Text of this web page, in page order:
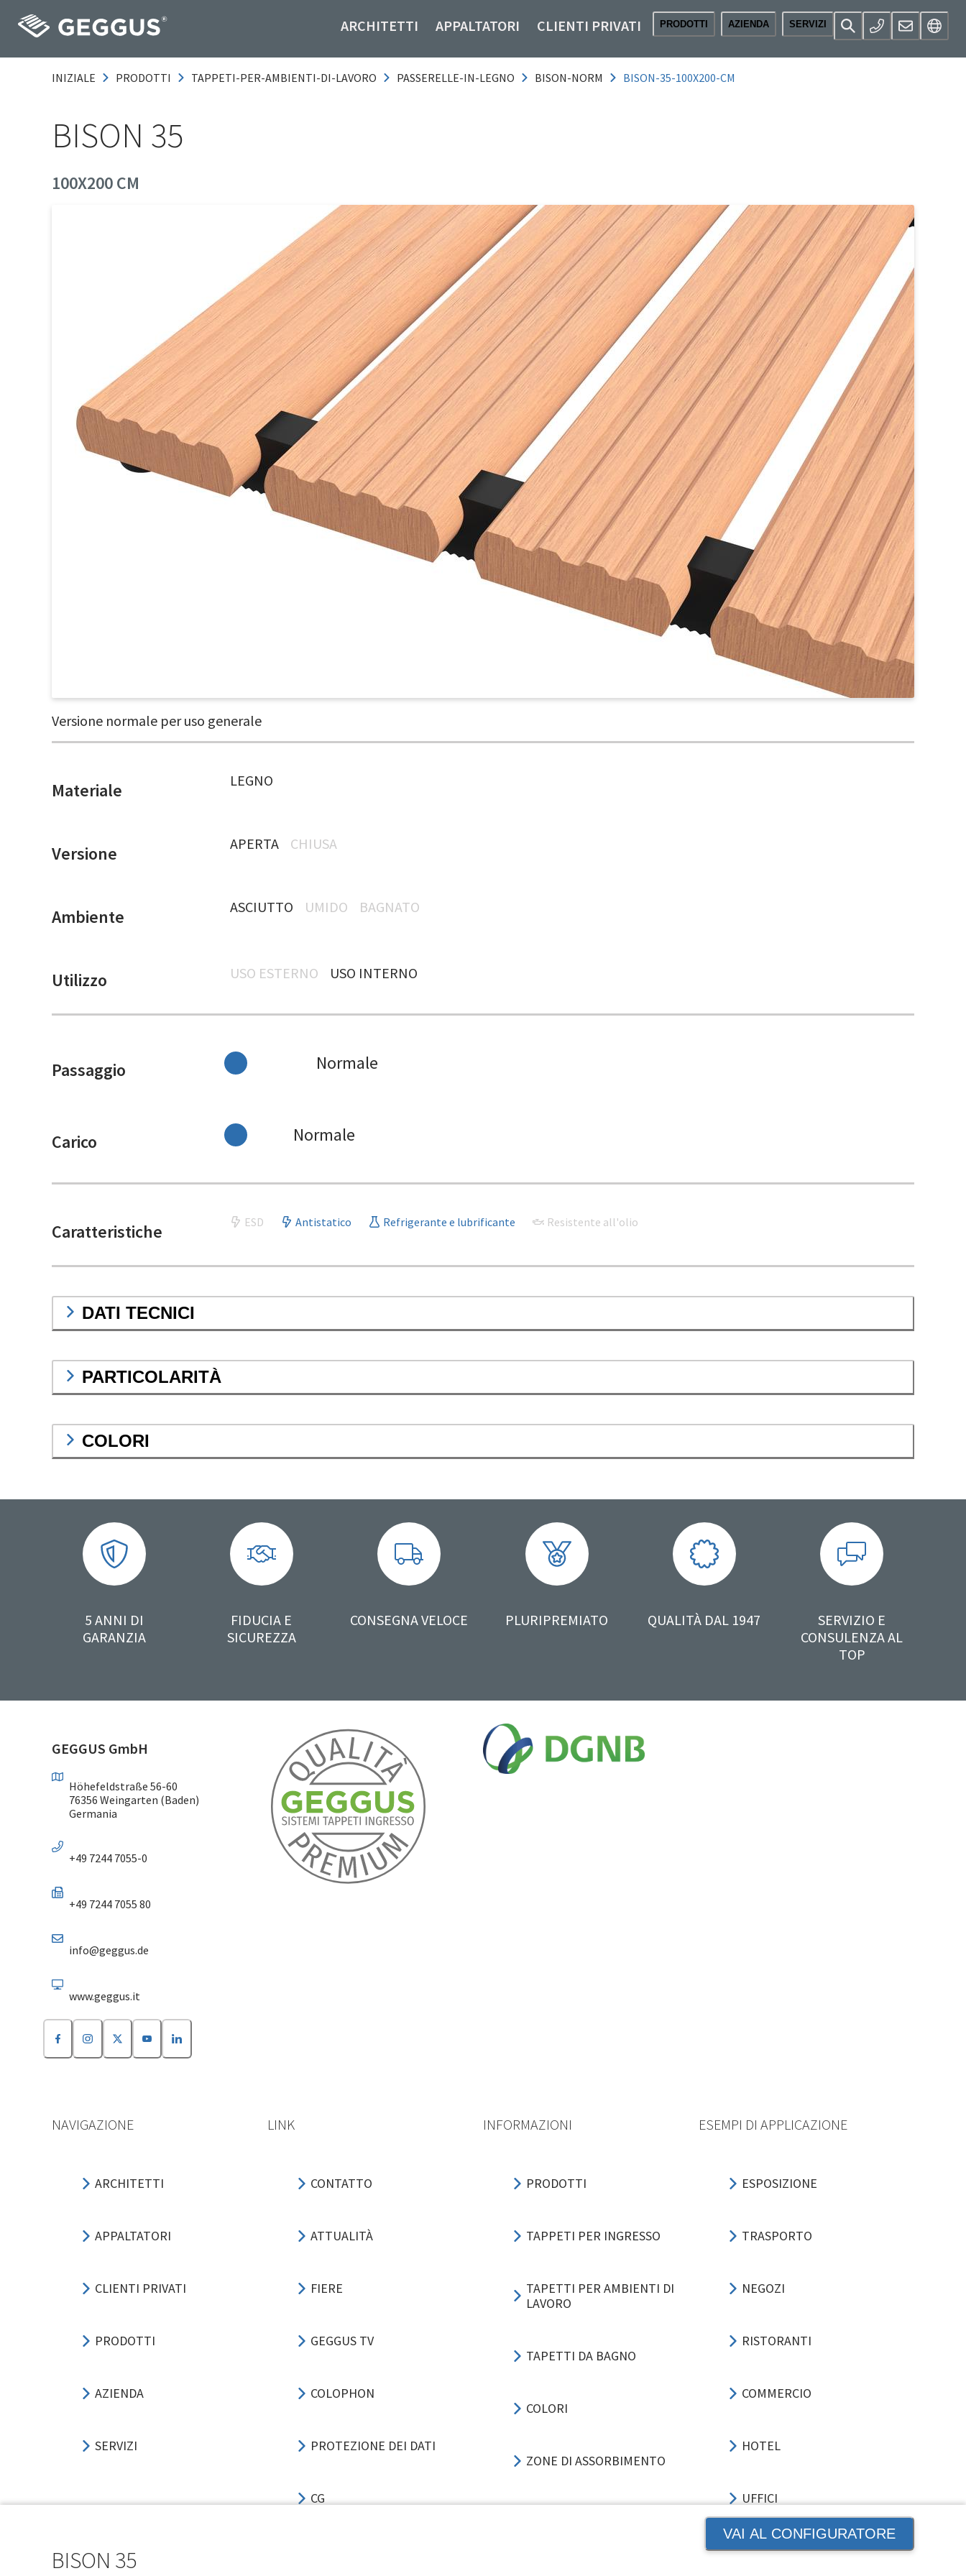
ARCHITETTI APPALTATORI CLIENTI PRIVATI PRODOTTI AZIENDA SERVIZI
INIZIALE PRODOTTI TAPPETI-PER-AMBIENTI-DI-LAVORO PASSERELLE-IN-LEGNO BISON-NORM BISON-35-100X200-CM
BISON 35
100X200 CM
Versione normale per uso generale
Materiale LEGNO
Versione APERTA CHIUSA
Ambiente ASCIUTTO UMIDO BAGNATO
Utilizzo USO ESTERNO USO INTERNO
Passaggio Normale
Carico Normale
Caratteristiche ESD Antistatico Refrigerante e lubrificante Resistente all'olio
DATI TECNICI
PARTICOLARITÀ
COLORI
BISON 35
VAI AL CONFIGURATORE
5 ANNI DI
GARANZIA
FIDUCIA E
SICUREZZA
CONSEGNA VELOCE PLURIPREMIATO QUALITÀ DAL 1947
SERVIZIO E
CONSULENZA AL
TOP
GEGGUS GmbH
Höhefeldstraße 56-60
76356 Weingarten (Baden)
Germania
+49 7244 7055-0
+49 7244 7055 80
info@geggus.de
www.geggus.it
NAVIGAZIONE
ARCHITETTI
APPALTATORI
CLIENTI PRIVATI
PRODOTTI
AZIENDA
SERVIZI
LINK
CONTATTO
ATTUALITÀ
FIERE
GEGGUS TV
COLOPHON
PROTEZIONE DEI DATI
CG
INFORMAZIONI
PRODOTTI
TAPPETI PER INGRESSO
TAPETTI PER AMBIENTI DI
LAVORO
TAPETTI DA BAGNO
COLORI
ZONE DI ASSORBIMENTO
ESEMPI DI APPLICAZIONE
ESPOSIZIONE
TRASPORTO
NEGOZI
RISTORANTI
COMMERCIO
HOTEL
UFFICI
SPORT-EVENTI